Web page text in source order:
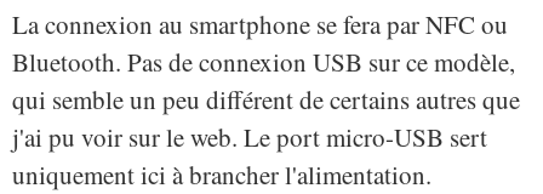
La connexion au smartphone se fera par NFC ou
Bluetooth. Pas de connexion USB sur ce modèle,
qui semble un peu différent de certains autres que
j'ai pu voir sur le web. Le port micro-USB sert
uniquement ici à brancher l'alimentation.